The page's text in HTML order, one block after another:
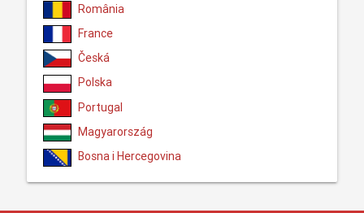
România
France
Česká
Polska
Portugal
Magyarország
Bosna i Hercegovina